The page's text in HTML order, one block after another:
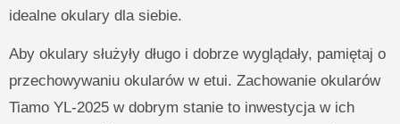
idealne okulary dla siebie.
Aby okulary służyły długo i dobrze wyglądały, pamiętaj o
przechowywaniu okularów w etui. Zachowanie okularów
Tiamo YL-2025 w dobrym stanie to inwestycja w ich